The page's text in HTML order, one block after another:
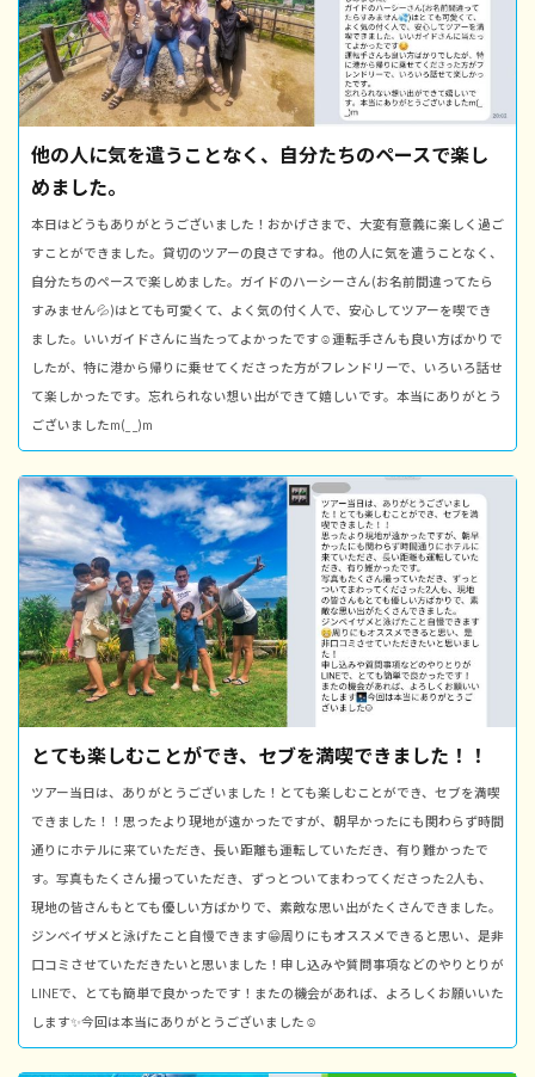
他の人に気を遣うことなく、自分たちのペースで楽し
めました。
本日はどうもありがとうございました！おかげさまで、大変有意義に楽しく過ご
すことができました。貸切のツアーの良さですね。他の人に気を遣うことなく、
自分たちのペースで楽しめました。ガイドのハーシーさん(お名前間違ってたら
すみません💦)はとても可愛くて、よく気の付く人で、安心してツアーを喫でき
ました。いいガイドさんに当たってよかったです☺運転手さんも良い方ばかりで
したが、特に港から帰りに乗せてくださった方がフレンドリーで、いろいろ話せ
て楽しかったです。忘れられない想い出ができて嬉しいです。本当にありがとう
ございましたm(_ _)m
とても楽しむことができ、セブを満喫できました！！
ツアー当日は、ありがとうございました！とても楽しむことができ、セブを満喫
できました！！思ったより現地が遠かったですが、朝早かったにも関わらず時間
通りにホテルに来ていただき、長い距離も運転していただき、有り難かったで
す。写真もたくさん撮っていただき、ずっとついてまわってくださった2人も、
現地の皆さんもとても優しい方ばかりで、素敵な思い出がたくさんできました。
ジンベイザメと泳げたこと自慢できます😁周りにもオススメできると思い、是非
口コミさせていただきたいと思いました！申し込みや質問事項などのやりとりが
LINEで、とても簡単で良かったです！またの機会があれば、よろしくお願いいた
します✨今回は本当にありがとうございました☺